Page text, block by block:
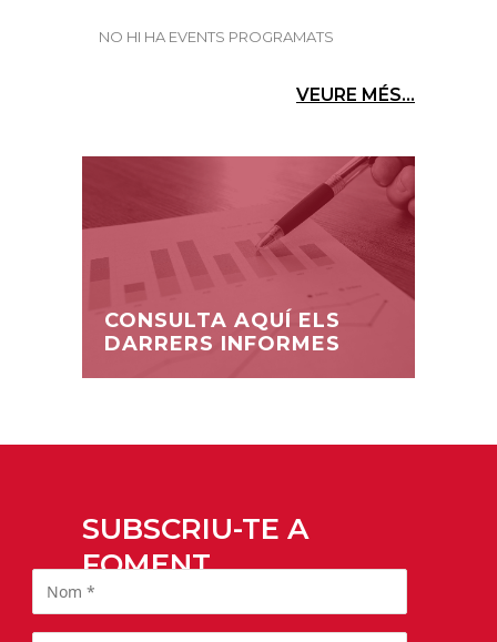
NO HI HA EVENTS PROGRAMATS
VEURE MÉS...
CONSULTA AQUÍ ELS
DARRERS INFORMES
SUBSCRIU-TE A
FOMENT